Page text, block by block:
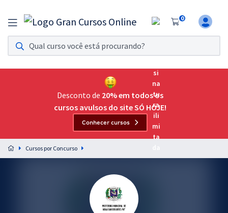
0
Assinatura Ilimitada 11
Acesso a todos os cursos. Teste grátis por 7 dias!
Assinatura OAB Até Passar
Acesso ilimitado a toda preparação para o Exame da
Preparação completa e intensiva para as principais
residências em saúde do Brasil
Desconto de 20% em todos os
cursos avulsos do site SÓ HOJE!
Conhecer cursos
Cursos por Concurso